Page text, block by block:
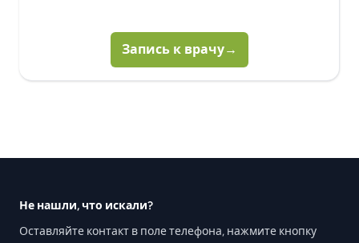
Запись к врачу→
Не нашли, что искали?
Оставляйте контакт в поле телефона, нажмите кнопку